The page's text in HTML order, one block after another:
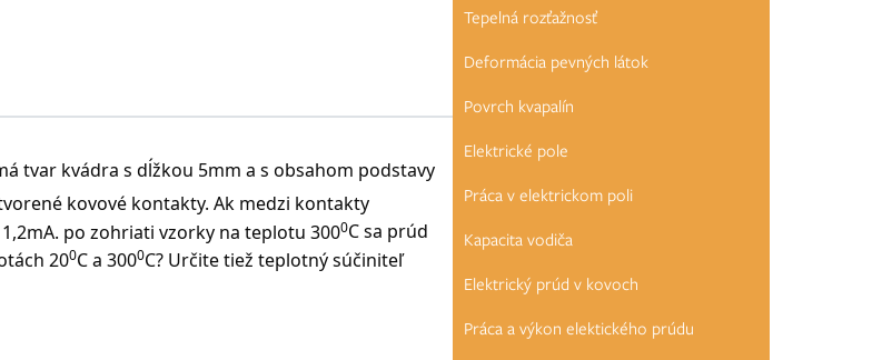
300 0C.
tvar kvádra s dĺžkou 5mm a s obsahom podstavy
kovové kontakty. Ak medzi kontakty
po zohriati vzorky na teplotu 3000C sa prúd
200C a 3000C? Určite tiež teplotný súčiniteľ
Tepelná rozťažnosť
Deformácia pevných látok
Povrch kvapalín
Elektrické pole
Práca v elektrickom poli
Kapacita vodiča
Elektrický prúd v kovoch
Práca a výkon elektického prúdu